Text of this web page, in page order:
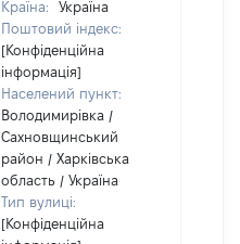
Країна:
Україна
Поштовий індекс:
[Конфіденційна
інформація]
Населений пункт:
Володимирівка /
Сахновщинський
район / Харківська
область / Україна
Тип вулиці:
[Конфіденційна